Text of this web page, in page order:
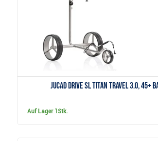
JuCad drive SL Titan Travel 3.0, 45+
Auf Lager 1Stk.